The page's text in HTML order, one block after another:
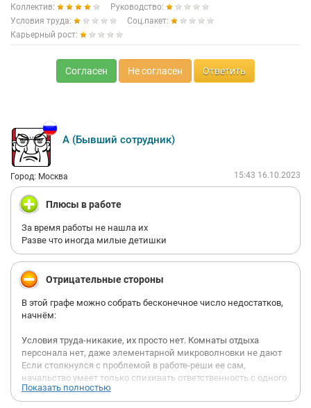
Коллектив:
Руководство:
Условия труда:
Соц.пакет:
Карьерный рост:
Согласен Не согласен Ответить
А (Бывший сотрудник)
Город: Москва 15:43 16.10.2023
Плюсы в работе
За время работы не нашла их
Разве что иногда милые детишки
Отрицательные стороны
В этой графе можно собрать бесконечное число недостатков,
начнём:
Условия труда-никакие, их просто нет. Комнаты отдыха
персонала нет, даже элементарной микроволновки не дают
Если столкнулся с проблемой в работе-реши ее сам,
начальство умеет только спихивать ответственность с одного
на другого
Можешь работать за троих, но платить тебе будут меньше чем
Показать полностью